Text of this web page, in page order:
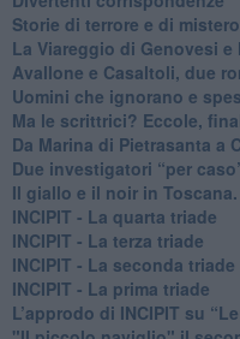
Storie di terrore e di mistero
La Viareggio di Genovesi
Avallone e Casaltoli, due
​Uomini che ignorano e
Ma le scrittrici? Eccole,
Da Marina di Pietrasanta a
​Due investigatori “per
​Il giallo e il noir in Toscana.
INCIPIT - La quarta triade
INCIPIT - La terza triade
INCIPIT - La seconda triade
INCIPIT - La prima triade
L’approdo di INCIPIT su